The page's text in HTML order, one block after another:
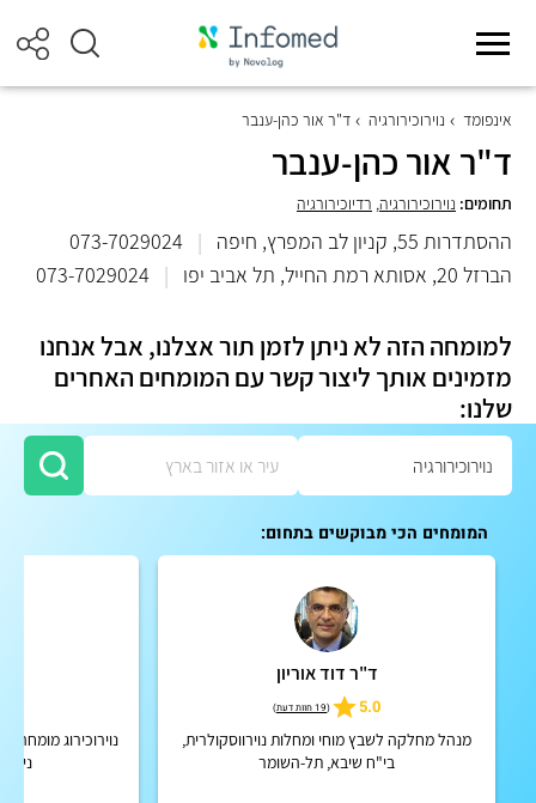
אינפומד נוירוכירורגיה ד"ר אור כהן-ענבר
ד"ר אור כהן-ענבר
תחומים: נוירוכירורגיה, רדיוכירורגיה
ההסתדרות 55, קניון לב המפרץ, חיפה |
073-7029024
הברזל 20, אסותא רמת החייל, תל אביב יפו
|
073-7029024
למומחה הזה לא ניתן לזמן תור אצלנו, אבל אנחנו
מזמינים אותך ליצור קשר עם המומחים האחרים
שלנו:
המומחים הכי מבוקשים בתחום:
ד"ר דוד אוריון
5.0
(19 חוות דעת )
מנהל מחלקה לשבץ מוחי ומחלות נוירווסקולרית,
בי"ח שיבא, תל-השומר
נוירוכירוג מומחה